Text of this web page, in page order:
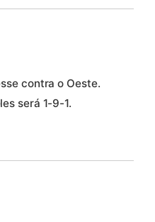
contra o Oeste.
será 1-9-1.